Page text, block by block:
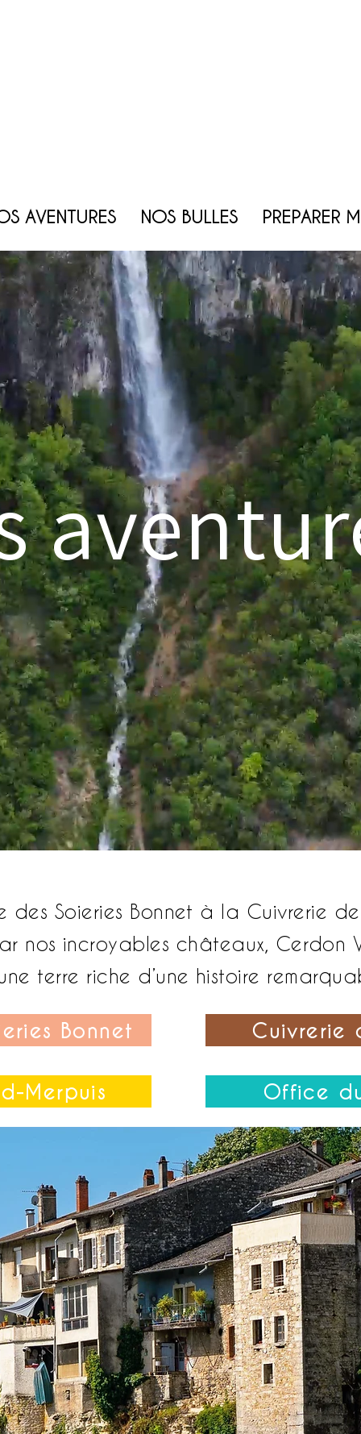
AVENTURES NOS BULLES PREPARER
des Soieries Bonnet à la Cuivrerie
nos incroyables châteaux, Cerdon
terre riche d’une histoire
Bonnet
Merpuis
Cuivrerie
Office